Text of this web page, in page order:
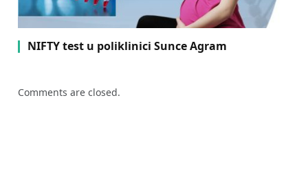
NIFTY test u poliklinici Sunce Agram
Comments are closed.